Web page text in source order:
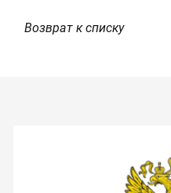
Возврат к списку